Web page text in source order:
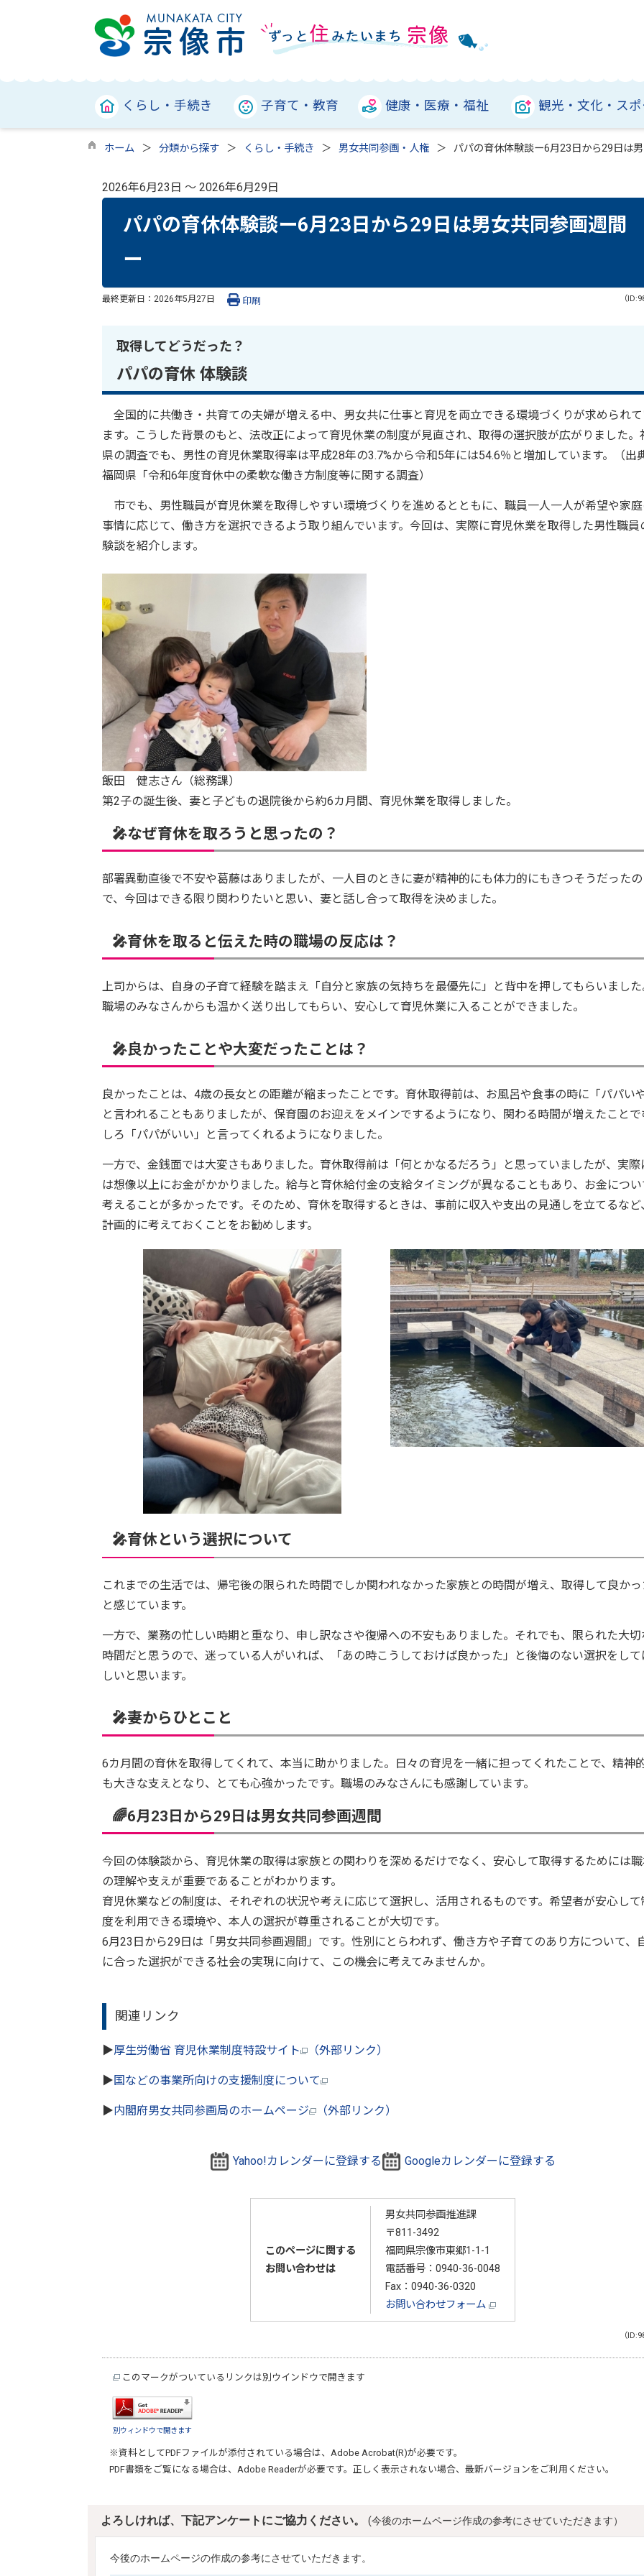
くらし・手続き 子育て・教育 健康・医療・福祉 観光・文化・ス
ホーム 分類から探す くらし・手続き 男女共同参画・人権 パパの育休体験談ー6月23日から29日は
2026年6月23日 ～ 2026年6月29日
パパの育休体験談ー6月23日から29日は男女共同参画週間
ー
最終更新日： 2026年5月27日 （
印刷
取得してどうだった？
パパの育休 体験談
全国的に共働き・共育ての夫婦が増える中、男女共に仕事と育児を両立できる環境づくりが求められ
ます。こうした背景のもと、法改正によって育児休業の制度が見直され、取得の選択肢が広がりました。
県の調査でも、男性の育児休業取得率は平成28年の3.7%から令和5年には54.6％と増加しています。（出
福岡県「令和6年度育休中の柔軟な働き方制度等に関する調査）
市でも、男性職員が育児休業を取得しやすい環境づくりを進めるとともに、職員一人一人が希望や家
事情に応じて、働き方を選択できるよう取り組んでいます。今回は、実際に育児休業を取得した男性職員
験談を紹介します。
飯田 健志さん（総務課）
第2子の誕生後、妻と子どもの退院後から約6カ月間、育児休業を取得しました。
🎤なぜ育休を取ろうと思ったの？
部署異動直後で不安や葛藤はありましたが、一人目のときに妻が精神的にも体力的にもきつそうだったの
で、今回はできる限り関わりたいと思い、妻と話し合って取得を決めました。
🎤育休を取ると伝えた時の職場の反応は？
上司からは、自身の子育て経験を踏まえ「自分と家族の気持ちを最優先に」と背中を押してもらいまし
職場のみなさんからも温かく送り出してもらい、安心して育児休業に入ることができました。
🎤良かったことや大変だったことは？
良かったことは、4歳の長女との距離が縮まったことです。育休取得前は、お風呂や食事の時に「パパい
と言われることもありましたが、保育園のお迎えをメインでするようになり、関わる時間が増えたことで
しろ「パパがいい」と言ってくれるようになりました。
一方で、金銭面では大変さもありました。育休取得前は「何とかなるだろう」と思っていましたが、実際
は想像以上にお金がかかりました。給与と育休給付金の支給タイミングが異なることもあり、お金につ
考えることが多かったです。そのため、育休を取得するときは、事前に収入や支出の見通しを立てるなど
計画的に考えておくことをお勧めします。
🎤育休という選択について
これまでの生活では、帰宅後の限られた時間でしか関われなかった家族との時間が増え、取得して良か
と感じています。
一方で、業務の忙しい時期と重なり、申し訳なさや復帰への不安もありました。それでも、限られた大切
時間だと思うので、迷っている人がいれば、「あの時こうしておけば良かった」と後悔のない選択をして
しいと思います。
🎤妻からひとこと
6カ月間の育休を取得してくれて、本当に助かりました。日々の育児を一緒に担ってくれたことで、精神
も大きな支えとなり、とても心強かったです。職場のみなさんにも感謝しています。
🌈6月23日から29日は男女共同参画週間
今回の体験談から、育児休業の取得は家族との関わりを深めるだけでなく、安心して取得するためには
の理解や支えが重要であることがわかります。
育児休業などの制度は、それぞれの状況や考えに応じて選択し、活用されるものです。希望者が安心して
度を利用できる環境や、本人の選択が尊重されることが大切です。
6月23日から29日は「男女共同参画週間」です。性別にとらわれず、働き方や子育てのあり方について、
に合った選択ができる社会の実現に向けて、この機会に考えてみませんか。
関連リンク
▶厚生労働省 育児休業制度特設サイト （外部リンク）
▶国などの事業所向けの支援制度について
▶内閣府男女共同参画局のホームページ （外部リンク）
Yahoo!カレンダーに登録する Googleカレンダーに登録する
このページに関する
お問い合わせは
男女共同参画推進課
〒811-3492
福岡県宗像市東郷1-1-1
電話番号： 0940-36-0048
Fax：0940-36-0320
お問い合わせフォーム
（
このマークがついているリンクは別ウインドウで開きます
別ウィンドウで開きます
※資料としてPDFファイルが添付されている場合は、 Adobe Acrobat(R)が必要です。
PDF書類をご覧になる場合は、 Adobe Readerが必要です。正しく表示されない場合、最新バージョンをご利用ください。